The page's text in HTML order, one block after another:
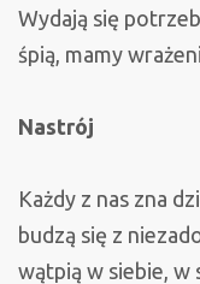
Wydają się
śpią, mamy
Nastrój
Każdy z nas zna
budzą się z
wątpią w siebie, w